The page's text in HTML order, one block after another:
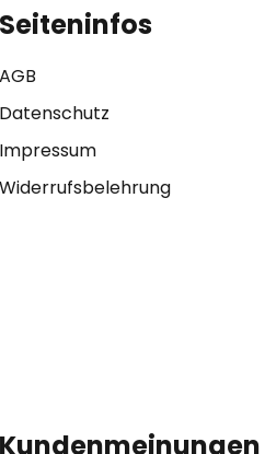
Seiteninfos
AGB
Datenschutz
Impressum
Widerrufsbelehrung
Kundenmeinungen